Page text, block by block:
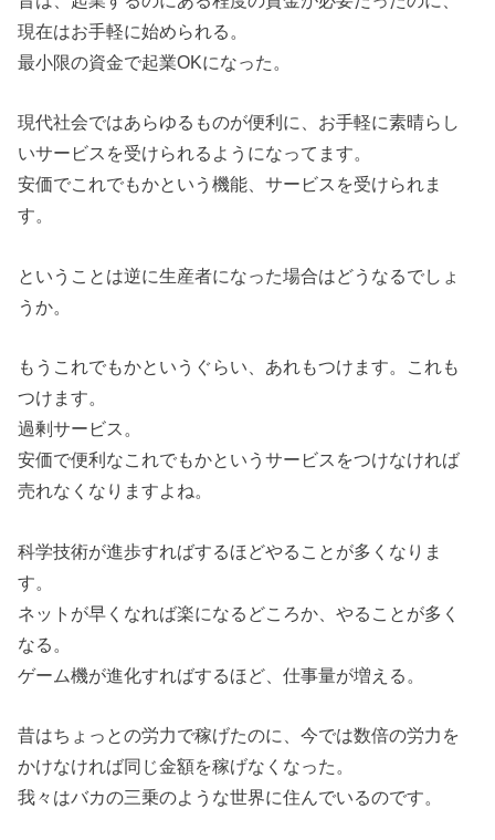
現在はお手軽に始められる。
最小限の資金で起業OKになった。
現代社会ではあらゆるものが便利に、お手軽に素晴らし
いサービスを受けられるようになってます。
安価でこれでもかという機能、サービスを受けられま
す。
ということは逆に生産者になった場合はどうなるでしょ
うか。
もうこれでもかというぐらい、あれもつけます。これも
つけます。
過剰サービス。
安価で便利なこれでもかというサービスをつけなければ
売れなくなりますよね。
科学技術が進歩すればするほどやることが多くなりま
す。
ネットが早くなれば楽になるどころか、やることが多く
なる。
ゲーム機が進化すればするほど、仕事量が増える。
昔はちょっとの労力で稼げたのに、今では数倍の労力を
かけなければ同じ金額を稼げなくなった。
我々はバカの三乗のような世界に住んでいるのです。